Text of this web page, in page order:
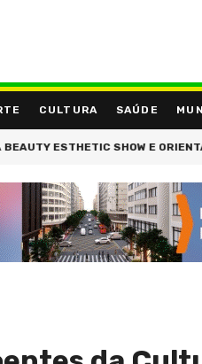
CULTURA SAÚDE
SHOW E ORIENTA